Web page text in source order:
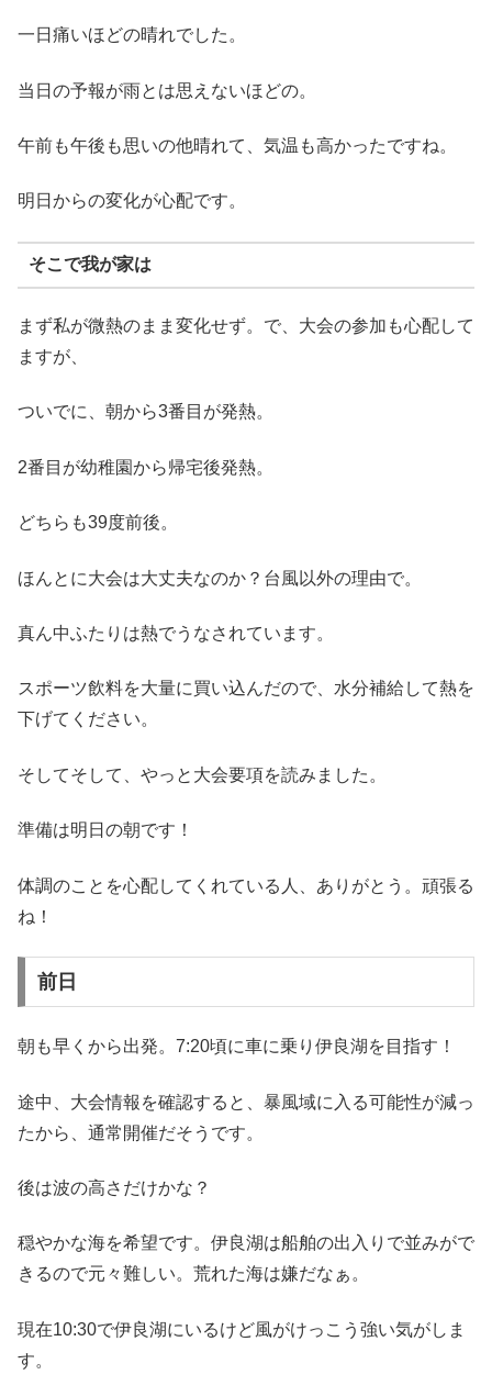
一日痛いほどの晴れでした。
当日の予報が雨とは思えないほどの。
午前も午後も思いの他晴れて、気温も高かったですね。
明日からの変化が心配です。
そこで我が家は
まず私が微熱のまま変化せず。で、大会の参加も心配して
ますが、
ついでに、朝から3番目が発熱。
2番目が幼稚園から帰宅後発熱。
どちらも39度前後。
ほんとに大会は大丈夫なのか？台風以外の理由で。
真ん中ふたりは熱でうなされています。
スポーツ飲料を大量に買い込んだので、水分補給して熱を
下げてください。
そしてそして、やっと大会要項を読みました。
準備は明日の朝です！
体調のことを心配してくれている人、ありがとう。頑張る
ね！
前日
朝も早くから出発。7:20頃に車に乗り伊良湖を目指す！
途中、大会情報を確認すると、暴風域に入る可能性が減っ
たから、通常開催だそうです。
後は波の高さだけかな？
穏やかな海を希望です。伊良湖は船舶の出入りで並みがで
きるので元々難しい。荒れた海は嫌だなぁ。
現在10:30で伊良湖にいるけど風がけっこう強い気がしま
す。